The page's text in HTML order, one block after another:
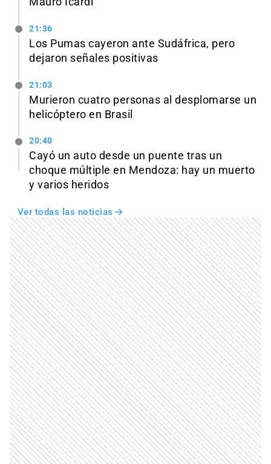
21:36
Los Pumas cayeron ante Sudáfrica, pero
dejaron señales positivas
21:03
Murieron cuatro personas al desplomarse un
helicóptero en Brasil
20:40
Cayó un auto desde un puente tras un
choque múltiple en Mendoza: hay un muerto
y varios heridos
Ver todas las noticias